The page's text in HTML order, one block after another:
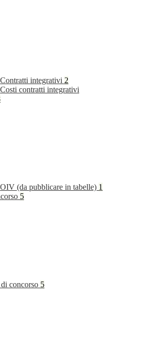
Contratti integrativi 2
Costi contratti integrativi
OIV (da pubblicare in tabelle) 1
5
concorso 5